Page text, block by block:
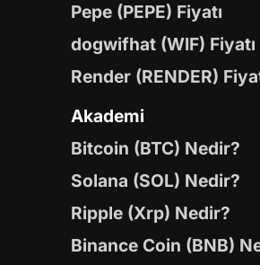
Pepe (PEPE) Fiyatı
dogwifhat (WIF) Fiyatı
Render (RENDER)
Akademi
Bitcoin (BTC) Nedir?
Solana (SOL) Nedir?
Ripple (Xrp) Nedir?
Binance Coin (BNB)